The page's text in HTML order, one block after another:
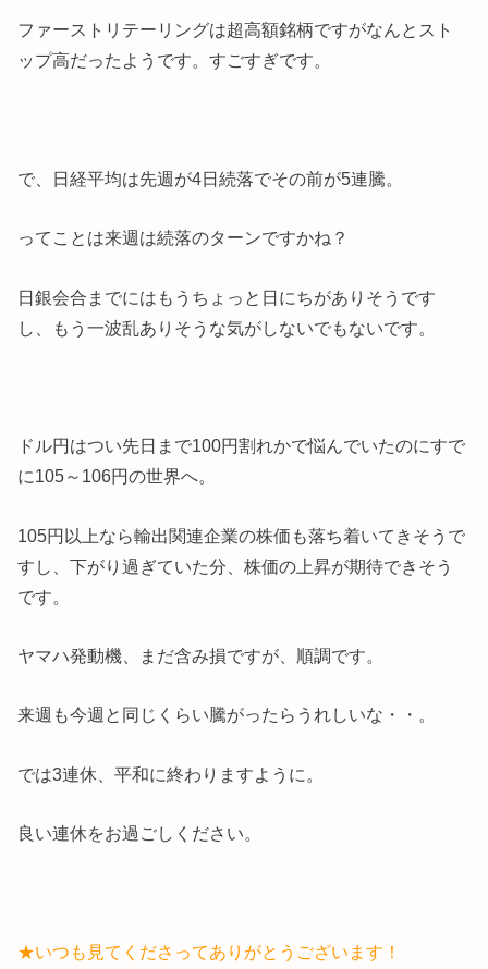
ファーストリテーリングは超高額銘柄ですがなんとスト
ップ高だったようです。すごすぎです。
で、日経平均は先週が4日続落でその前が5連騰。
ってことは来週は続落のターンですかね？
日銀会合までにはもうちょっと日にちがありそうです
し、もう一波乱ありそうな気がしないでもないです。
ドル円はつい先日まで100円割れかで悩んでいたのにすで
に105～106円の世界へ。
105円以上なら輸出関連企業の株価も落ち着いてきそうで
すし、下がり過ぎていた分、株価の上昇が期待できそう
です。
ヤマハ発動機、まだ含み損ですが、順調です。
来週も今週と同じくらい騰がったらうれしいな・・。
では3連休、平和に終わりますように。
良い連休をお過ごしください。
★いつも見てくださってありがとうございます！